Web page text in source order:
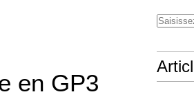
en GP3